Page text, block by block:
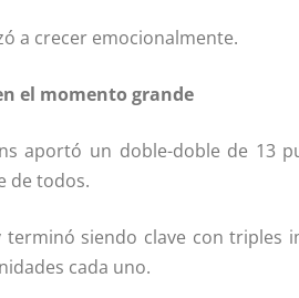
a crecer emocionalmente.
el momento grande
aportó un doble-doble de 13
de todos.
siendo clave con triples
cada uno.